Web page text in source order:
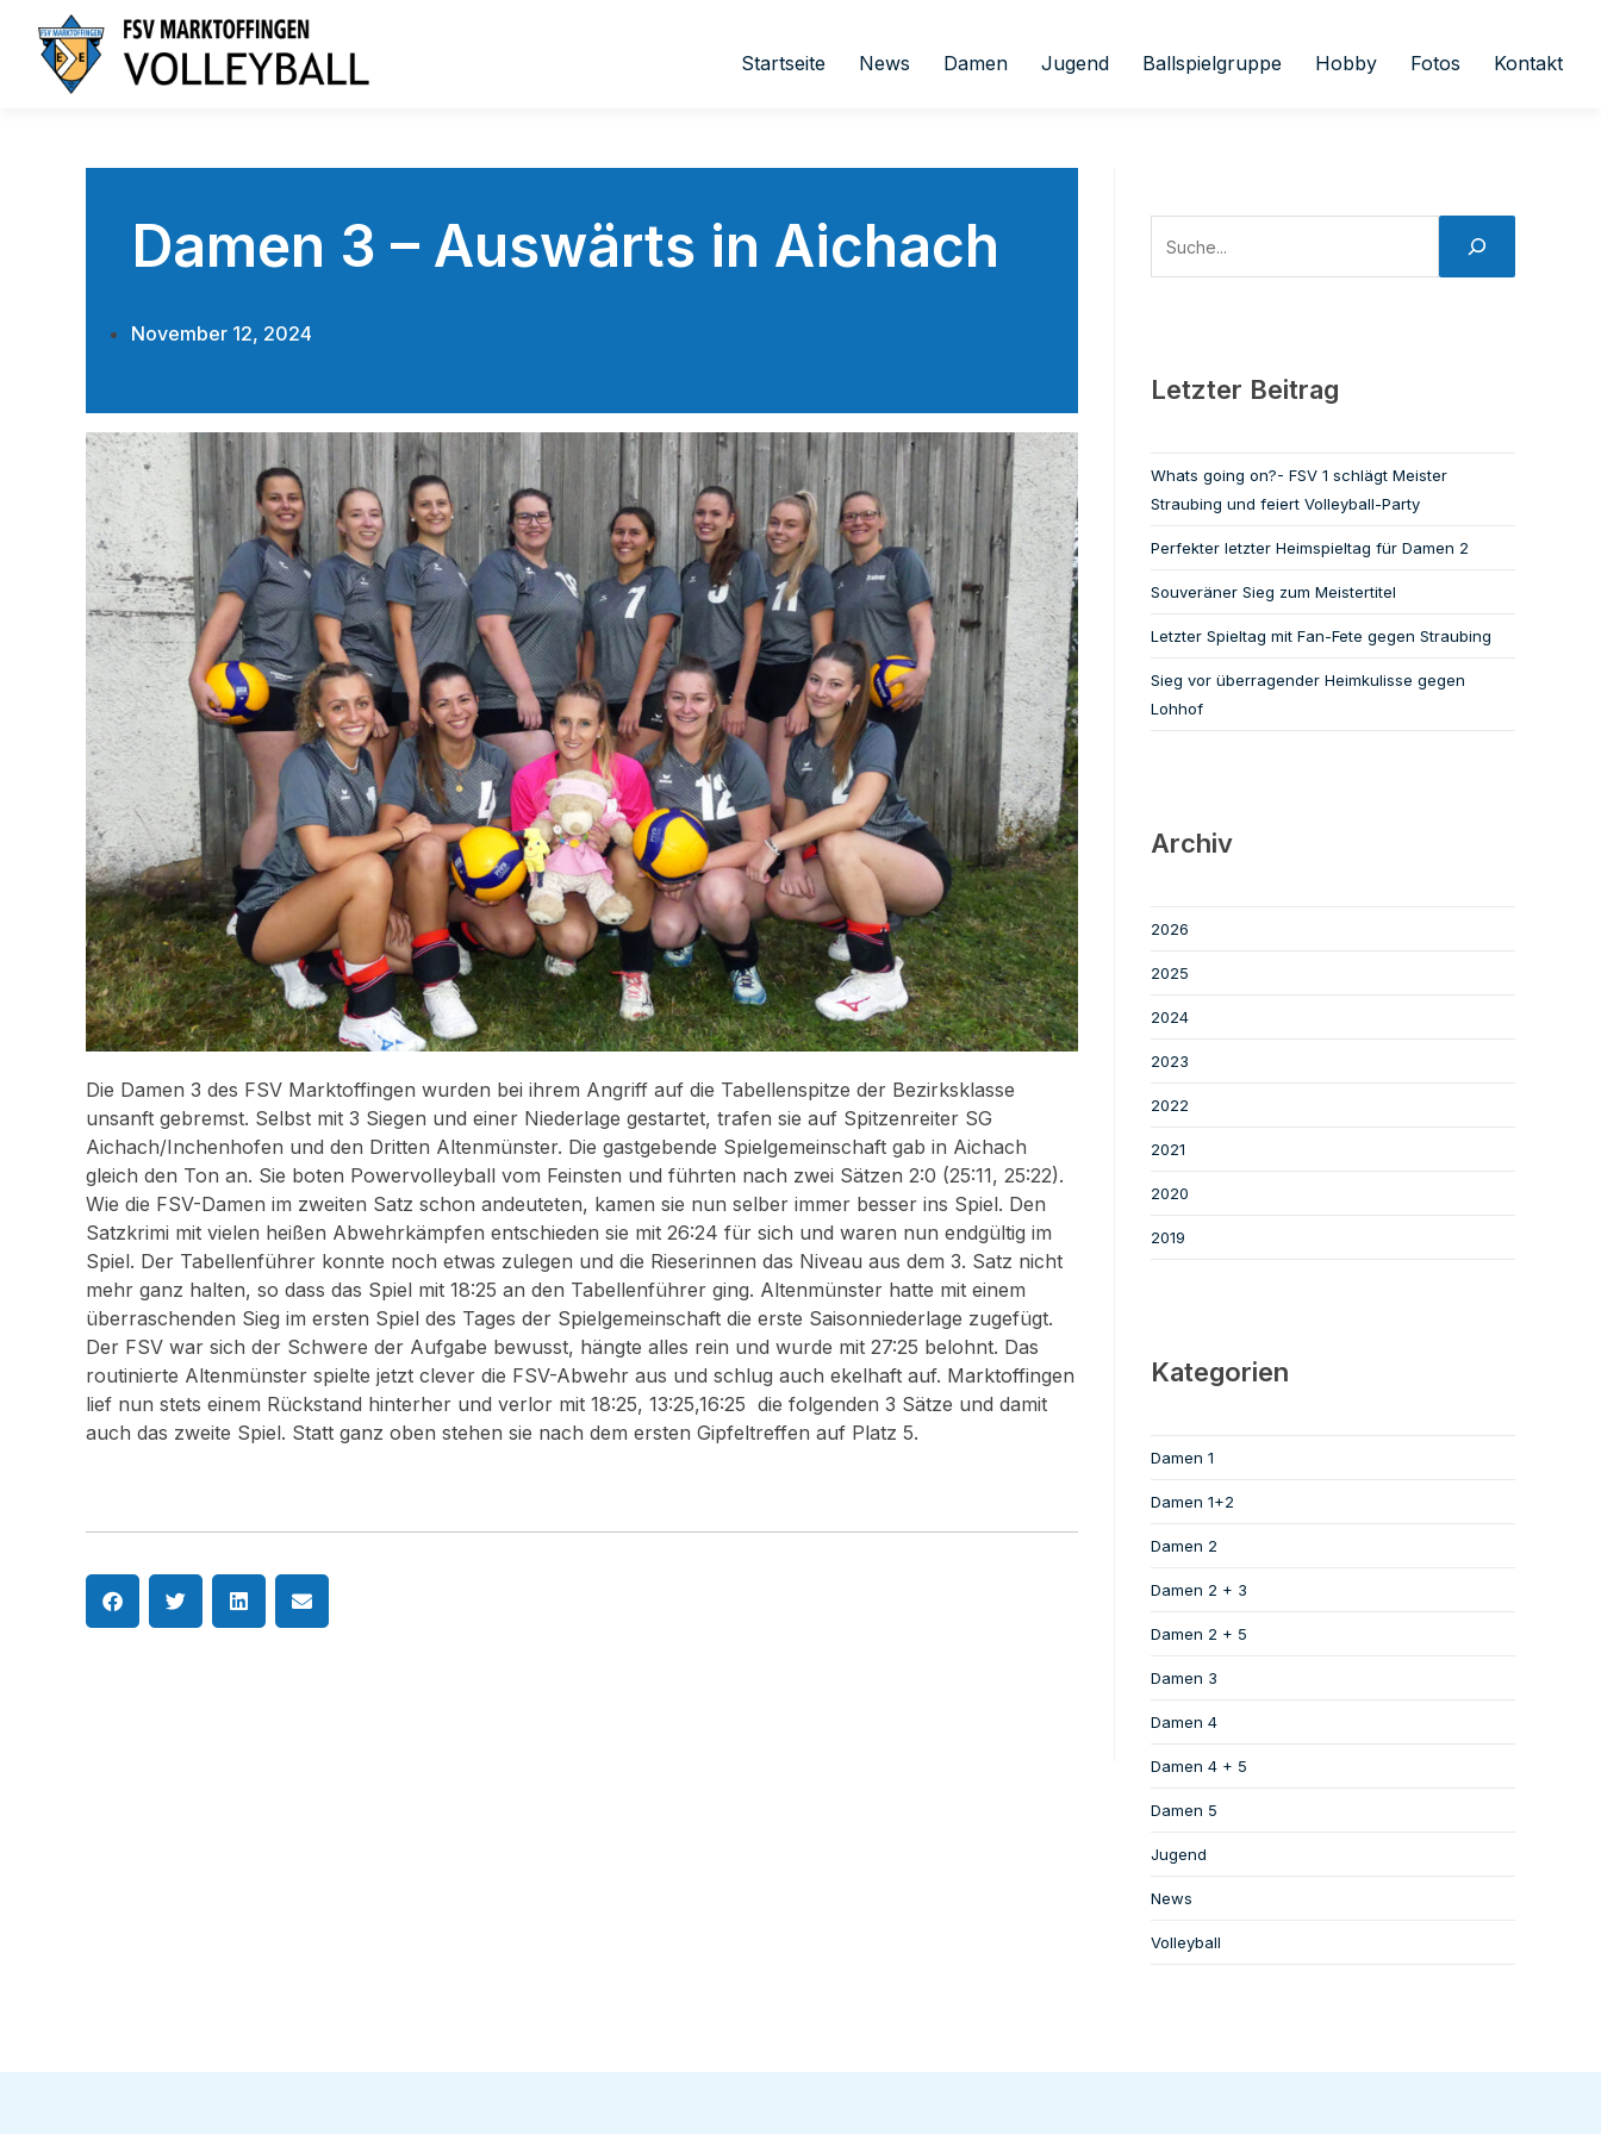
Startseite News Damen Jugend Ballspielgruppe Hobby Fotos Kontakt
Damen 3 – Auswärts in Aichach
November 12, 2024
Die Damen 3 des FSV Marktoffingen wurden bei ihrem Angriff auf die Tabellenspitze der Bezirksklasse
unsanft gebremst. Selbst mit 3 Siegen und einer Niederlage gestartet, trafen sie auf Spitzenreiter SG
Aichach/Inchenhofen und den Dritten Altenmünster. Die gastgebende Spielgemeinschaft gab in Aichach
gleich den Ton an. Sie boten Powervolleyball vom Feinsten und führten nach zwei Sätzen 2:0 (25:11, 25:22).
Wie die FSV-Damen im zweiten Satz schon andeuteten, kamen sie nun selber immer besser ins Spiel. Den
Satzkrimi mit vielen heißen Abwehrkämpfen entschieden sie mit 26:24 für sich und waren nun endgültig im
Spiel. Der Tabellenführer konnte noch etwas zulegen und die Rieserinnen das Niveau aus dem 3. Satz nicht
mehr ganz halten, so dass das Spiel mit 18:25 an den Tabellenführer ging. Altenmünster hatte mit einem
überraschenden Sieg im ersten Spiel des Tages der Spielgemeinschaft die erste Saisonniederlage zugefügt.
Der FSV war sich der Schwere der Aufgabe bewusst, hängte alles rein und wurde mit 27:25 belohnt. Das
routinierte Altenmünster spielte jetzt clever die FSV-Abwehr aus und schlug auch ekelhaft auf. Marktoffingen
lief nun stets einem Rückstand hinterher und verlor mit 18:25, 13:25,16:25 die folgenden 3 Sätze und damit
auch das zweite Spiel. Statt ganz oben stehen sie nach dem ersten Gipfeltreffen auf Platz 5.
Letzter Beitrag
Whats going on?- FSV 1 schlägt Meister
Straubing und feiert Volleyball-Party
Perfekter letzter Heimspieltag für Damen 2
Souveräner Sieg zum Meistertitel
Letzter Spieltag mit Fan-Fete gegen Straubing
Sieg vor überragender Heimkulisse gegen
Lohhof
Archiv
2026
2025
2024
2023
2022
2021
2020
2019
Kategorien
Damen 1
Damen 1+2
Damen 2
Damen 2 + 3
Damen 2 + 5
Damen 3
Damen 4
Damen 4 + 5
Damen 5
Jugend
News
Volleyball